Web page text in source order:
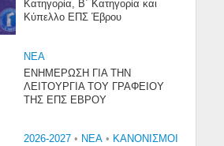
Κατηγορία, Β΄ Κατηγορία και
Κύπελλο ΕΠΣ Έβρου
NEA
ΕΝΗΜΕΡΩΣΗ ΓΙΑ ΤΗΝ
ΛΕΙΤΟΥΡΓΙΑ ΤΟΥ ΓΡΑΦΕΙΟΥ
ΤΗΣ ΕΠΣ ΕΒΡΟΥ
2026-2027 • NEA • ΚΑΝΟΝΙΣΜΟΙ